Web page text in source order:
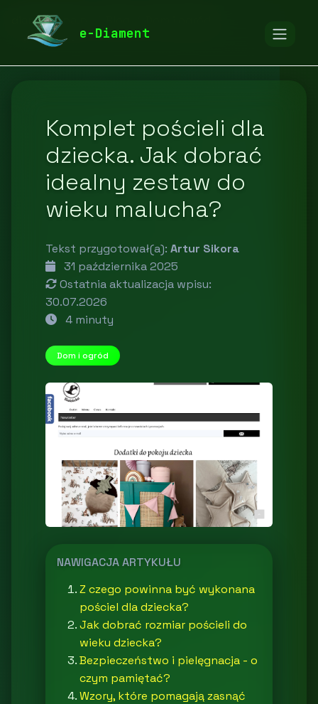
e-Diament
diamentspa.pl
Komplet pościeli dla
dziecka. Jak dobrać
idealny zestaw do
wieku malucha?
Tekst przygotował(a): Artur Sikora
31 października 2025
Ostatnia aktualizacja wpisu:
30.07.2026
4 minuty
Dom i ogród
NAWIGACJA ARTYKUŁU
Z czego powinna być wykonana
pościel dla dziecka?
Jak dobrać rozmiar pościeli do
wieku dziecka?
Bezpieczeństwo i pielęgnacja - o
czym pamiętać?
Wzory, które pomagają zasnąć